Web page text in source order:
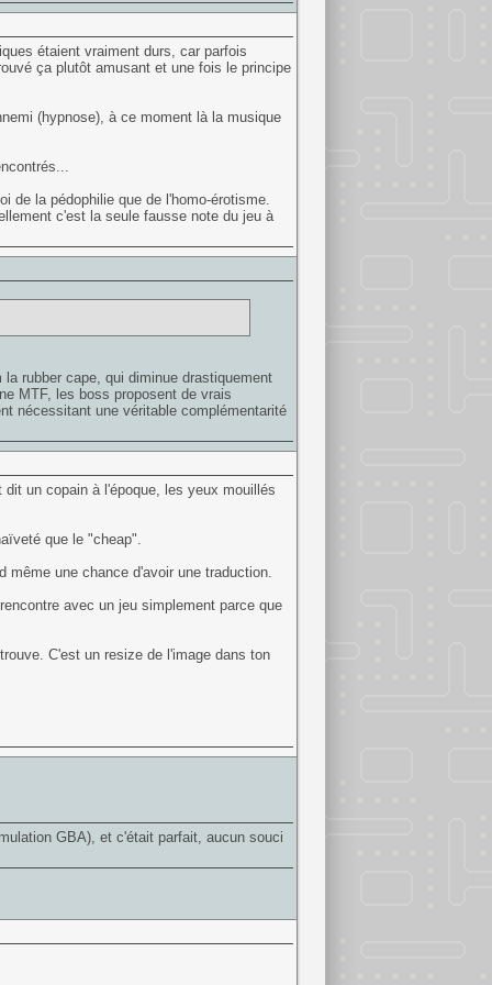
étaient vraiment durs, car parfois
ça plutôt amusant et une fois le principe
(hypnose), à ce moment là la musique
de la pédophilie que de l'homo-érotisme.
c'est la seule fausse note du jeu à
rubber cape, qui diminue drastiquement
MTF, les boss proposent de vrais
nécessitant une véritable complémentarité
un copain à l'époque, les yeux mouillés
que le "cheap".
une chance d'avoir une traduction.
avec un jeu simplement parce que
C'est un resize de l'image dans ton
GBA), et c'était parfait, aucun souci